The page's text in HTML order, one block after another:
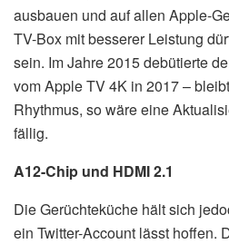
ausbauen und auf allen Apple-
TV-Box mit besserer Leistung
sein. Im Jahre 2015 debütierte
vom Apple TV 4K in 2017 –
Rhythmus, so wäre eine
fällig.
A12-Chip und HDMI 2.1
Die Gerüchteküche hält sich
ein Twitter-Account lässt hoffen.